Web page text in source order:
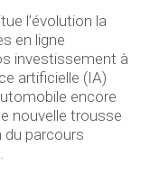
l’évolution la
en ligne
investissement à
artificielle (IA)
encore
nouvelle trousse
du parcours